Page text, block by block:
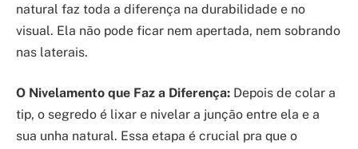
natural faz toda a diferença na durabilidade e no
visual. Ela não pode ficar nem apertada, nem sobrando
nas laterais.
O Nivelamento que Faz a Diferença: Depois de colar a
tip, o segredo é lixar e nivelar a junção entre ela e a
sua unha natural. Essa etapa é crucial pra que o